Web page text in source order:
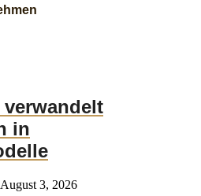
verwandelt
in
August 3, 2026